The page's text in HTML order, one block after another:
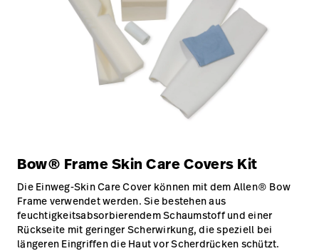
Bow® Frame Skin Care Covers Kit
Die Einweg-Skin Care Cover können mit dem Allen® Bow
Frame verwendet werden. Sie bestehen aus
feuchtigkeitsabsorbierendem Schaumstoff und einer
Rückseite mit geringer Scherwirkung, die speziell bei
längeren Eingriffen die Haut vor Scherdrücken schützt.